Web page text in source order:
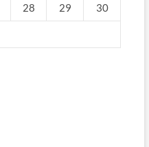
28 29 30